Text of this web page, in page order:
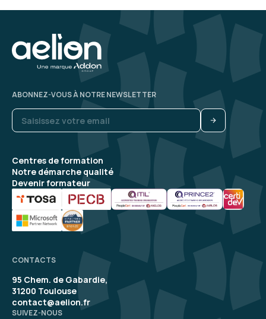
Centres de formation
Notre démarche qualité
Devenir formateur
ABONNEZ-VOUS À NOTRE NEWSLETTER
CONTACTS
95 Chem. de Gabardie,
31200 Toulouse
contact@aelion.fr
SUIVEZ-NOUS